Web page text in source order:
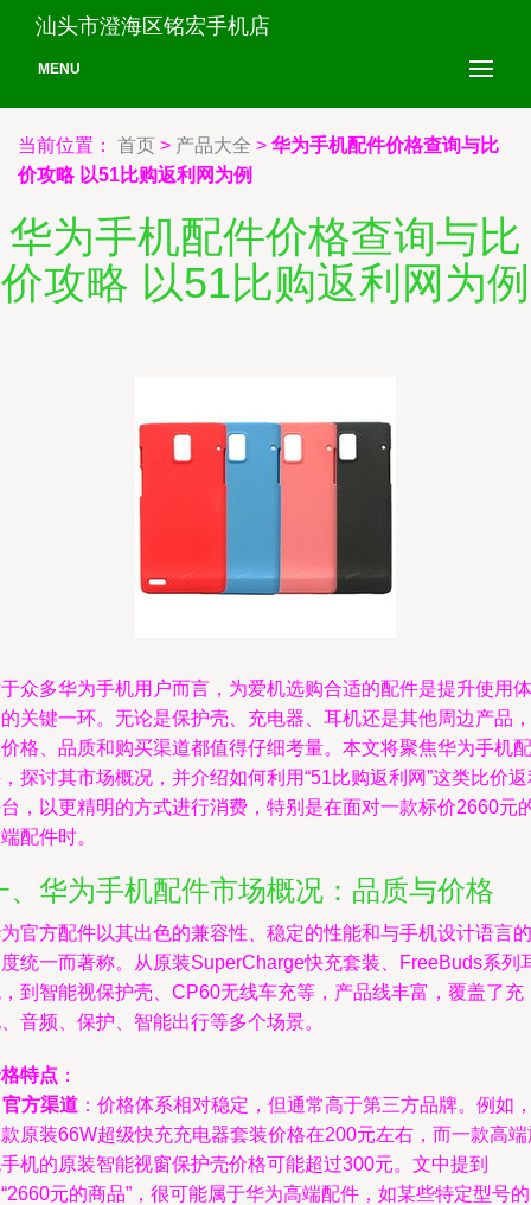
汕头市澄海区铭宏手机店
MENU
当前位置： 首页 > 产品大全 > 华为手机配件价格查询与比
价攻略 以51比购返利网为例
华为手机配件价格查询与比
价攻略 以51比购返利网为例
众多华为手机用户而言，为爱机选购合适的配件是提升使用体
关键一环。无论是保护壳、充电器、耳机还是其他周边产品，
格、品质和购买渠道都值得仔细考量。本文将聚焦华为手机配
探讨其市场概况，并介绍如何利用“51比购返利网”这类比价
，以更精明的方式进行消费，特别是在面对一款标价2660元
配件时。
、华为手机配件市场概况：品质与价格
官方配件以其出色的兼容性、稳定的性能和与手机设计语言的
统一而著称。从原装SuperCharge快充套装、FreeBuds系列
到智能视保护壳、CP60无线车充等，产品线丰富，覆盖了充
音频、保护、智能出行等多个场景。
特点 ：
官方渠道 ：价格体系相对稳定，但通常高于第三方品牌。例如
原装66W超级快充充电器套装价格在200元左右，而一款高端
机的原装智能视窗保护壳价格可能超过300元。文中提到
元的商品”，很可能属于华为高端配件，如某些特定型号的